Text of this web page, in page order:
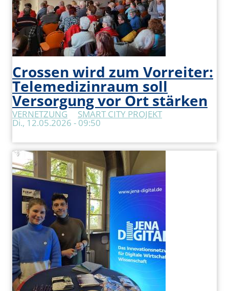
Crossen wird zum Vorreiter:
Telemedizinraum soll
Versorgung vor Ort stärken
VERNETZUNG SMART CITY PROJEKT
Di., 12.05.2026 - 09:50